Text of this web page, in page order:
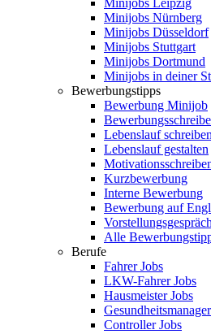
Minijobs Leipzig
Minijobs Nürnberg
Minijobs Düsseldorf
Minijobs Stuttgart
Minijobs Dortmund
Minijobs in deiner
Bewerbungstipps
Bewerbung Minijob
Lebenslauf schreiben
Lebenslauf gestalten
Kurzbewerbung
Interne Bewerbung
Bewerbung auf
Vorstellungsgespräch
Alle
Berufe
Fahrer Jobs
LKW-Fahrer Jobs
Hausmeister Jobs
Controller Jobs